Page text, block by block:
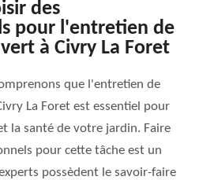
des
pour l'entretien de
à Civry La Foret
que l'entretien de
La Foret est essentiel pour
la santé de votre jardin. Faire
pour cette tâche est un
possèdent le savoir-faire